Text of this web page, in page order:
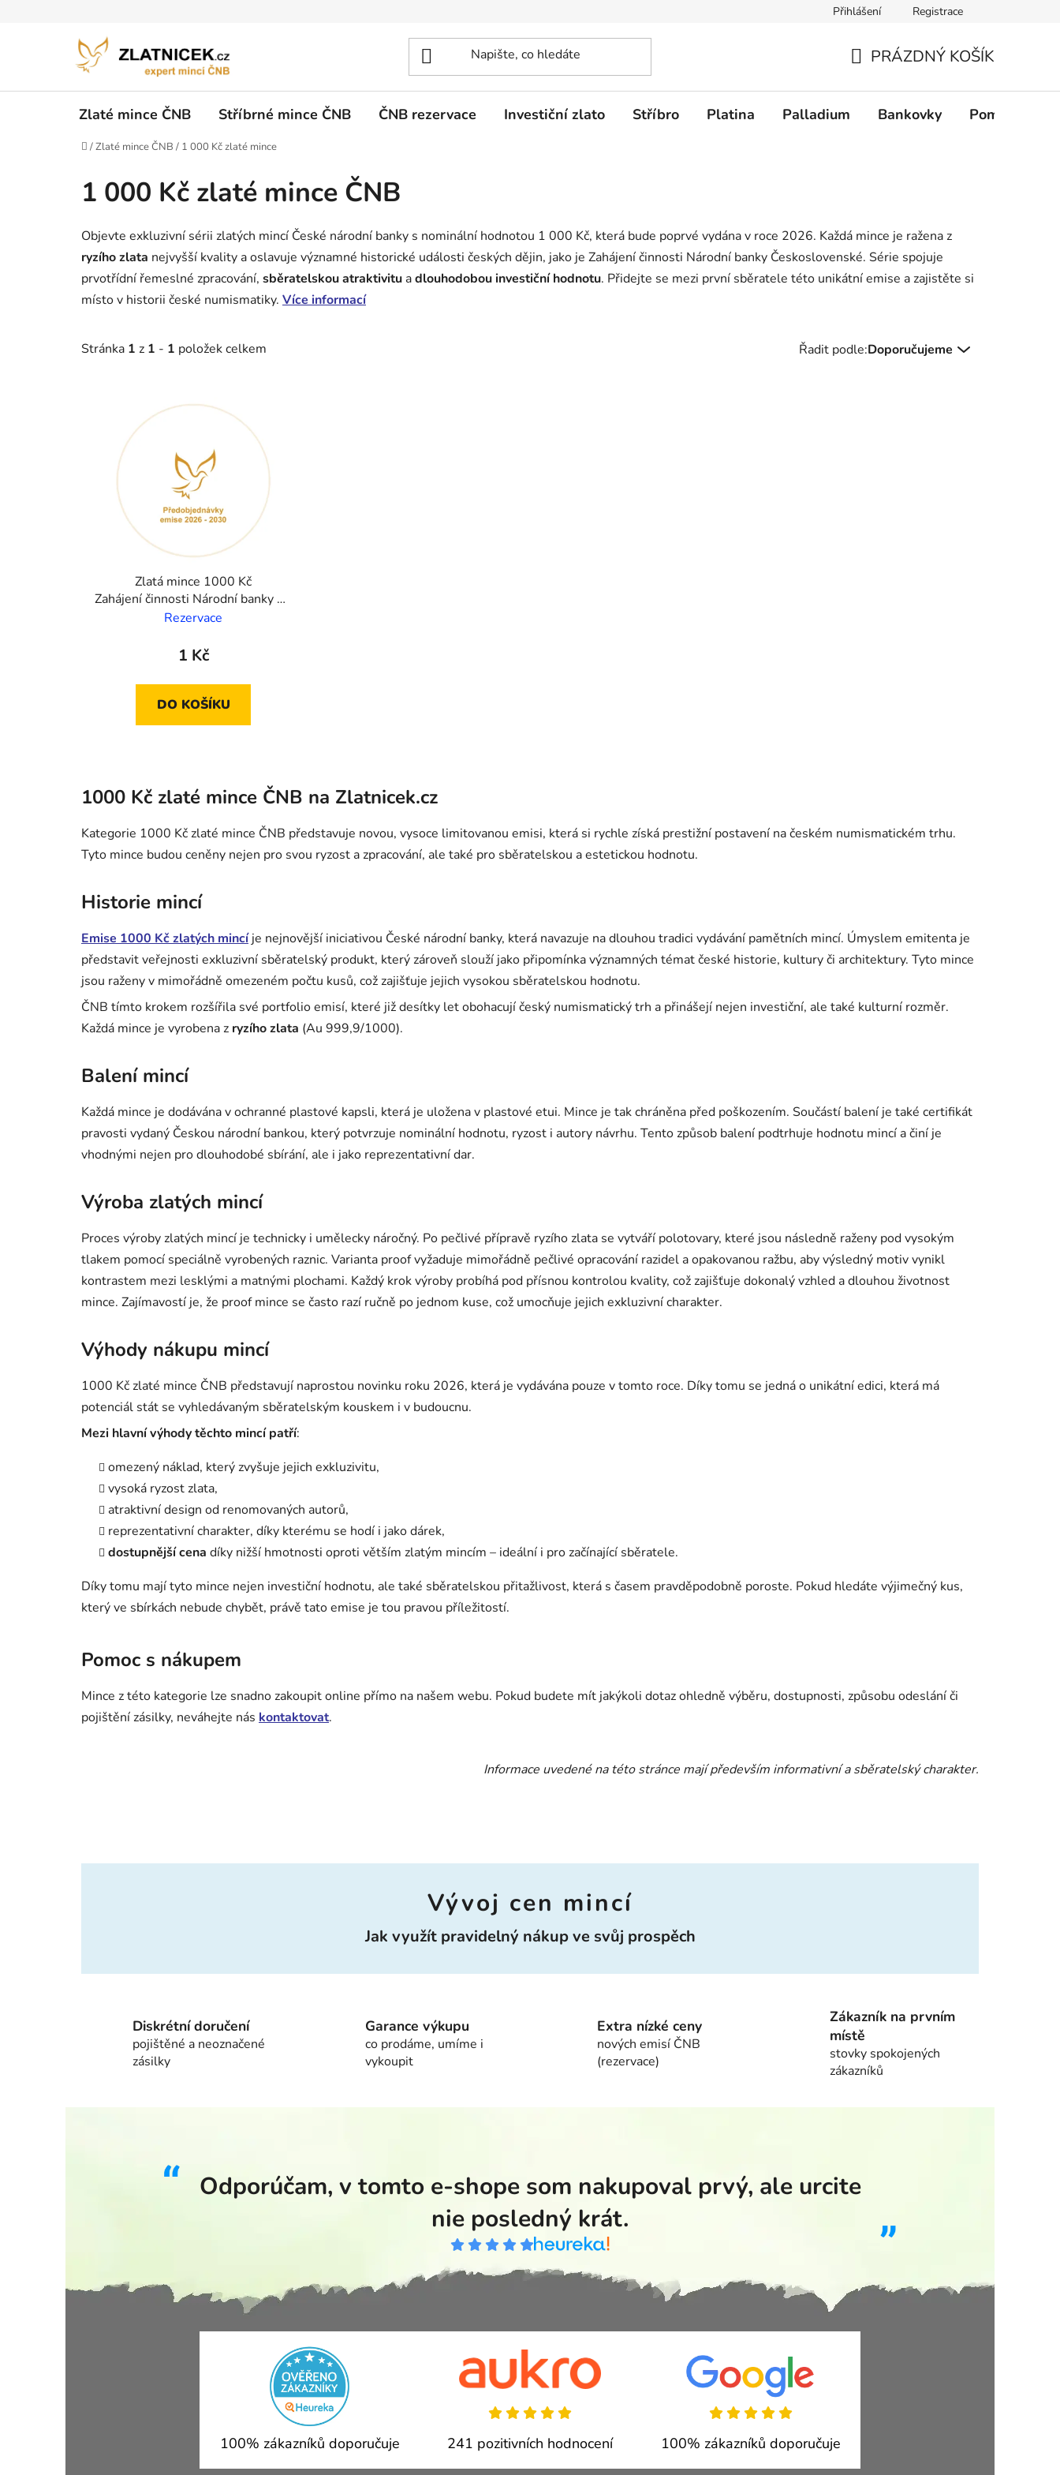
Přihlášení Registrace
PRÁZDNÝ KOŠÍK
Zlaté mince ČNB Stříbrné mince ČNB ČNB rezervace Investiční zlato Stříbro Platina Palladium Bankovky Pomůcky
Domů
/Zlaté mince ČNB / 1 000 Kč zlaté mince
1 000 Kč zlaté mince ČNB
Objevte exkluzivní sérii zlatých mincí České národní banky s nominální hodnotou 1 000 Kč, která bude poprvé vydána v roce 2026. Každá mince je ražena z
ryzího zlata nejvyšší kvality a oslavuje významné historické události českých dějin, jako je Zahájení činnosti Národní banky Československé. Série spojuje
prvotřídní řemeslné zpracování, sběratelskou atraktivitu adlouhodobou investiční hodnotu. Přidejte se mezi první sběratele této unikátní emise a zajistěte si
místo v historii české numismatiky. Více informací
Stránka 1 z 1 - 1 položek celkem Řazení produktů
Řadit podle:Doporučujeme
Výpis produktů
Zlatá mince 1000 Kč
Zahájení činnosti Národní banky Československé
2026 proof
Rezervace
1 Kč
DO KOŠÍKU
1000 Kč zlaté mince ČNB na Zlatnicek.cz
Kategorie 1000 Kč zlaté mince ČNB představuje novou, vysoce limitovanou emisi, která si rychle získá prestižní postavení na českém numismatickém trhu.
Tyto mince budou ceněny nejen pro svou ryzost a zpracování, ale také pro sběratelskou a estetickou hodnotu.
Historie mincí
Emise 1000 Kč zlatých mincíje nejnovější iniciativou České národní banky, která navazuje na dlouhou tradici vydávání pamětních mincí. Úmyslem emitenta je
představit veřejnosti exkluzivní sběratelský produkt, který zároveň slouží jako připomínka významných témat české historie, kultury či architektury. Tyto mince
jsou raženy v mimořádně omezeném počtu kusů, což zajišťuje jejich vysokou sběratelskou hodnotu.
ČNB tímto krokem rozšířila své portfolio emisí, které již desítky let obohacují český numismatický trh a přinášejí nejen investiční, ale také kulturní rozměr.
Každá mince je vyrobena z ryzího zlata (Au 999,9/1000).
Balení mincí
Každá mince je dodávána v ochranné plastové kapsli, která je uložena v plastové etui. Mince je tak chráněna před poškozením. Součástí balení je také certifikát
pravosti vydaný Českou národní bankou, který potvrzuje nominální hodnotu, ryzost i autory návrhu. Tento způsob balení podtrhuje hodnotu mincí a činí je
vhodnými nejen pro dlouhodobé sbírání, ale i jako reprezentativní dar.
Výroba zlatých mincí
Proces výroby zlatých mincí je technicky i umělecky náročný. Po pečlivé přípravě ryzího zlata se vytváří polotovary, které jsou následně raženy pod vysokým
tlakem pomocí speciálně vyrobených raznic. Varianta proof vyžaduje mimořádně pečlivé opracování razidel a opakovanou ražbu, aby výsledný motiv vynikl
kontrastem mezi lesklými a matnými plochami. Každý krok výroby probíhá pod přísnou kontrolou kvality, což zajišťuje dokonalý vzhled a dlouhou životnost
mince. Zajímavostí je, že proof mince se často razí ručně po jednom kuse, což umocňuje jejich exkluzivní charakter.
Výhody nákupu mincí
1000 Kč zlaté mince ČNB představují naprostou novinku roku 2026, která je vydávána pouze v tomto roce. Díky tomu se jedná o unikátní edici, která má
potenciál stát se vyhledávaným sběratelským kouskem i v budoucnu.
Mezi hlavní výhody těchto mincí patří:
omezený náklad, který zvyšuje jejich exkluzivitu,
vysoká ryzost zlata,
atraktivní design od renomovaných autorů,
reprezentativní charakter, díky kterému se hodí i jako dárek,
dostupnější cena díky nižší hmotnosti oproti větším zlatým mincím – ideální i pro začínající sběratele.
Díky tomu mají tyto mince nejen investiční hodnotu, ale také sběratelskou přitažlivost, která s časem pravděpodobně poroste. Pokud hledáte výjimečný kus,
který ve sbírkách nebude chybět, právě tato emise je tou pravou příležitostí.
Pomoc s nákupem
Mince z této kategorie lze snadno zakoupit online přímo na našem webu. Pokud budete mít jakýkoli dotaz ohledně výběru, dostupnosti, způsobu odeslání či
pojištění zásilky, neváhejte nás kontaktovat.
Informace uvedené na této stránce mají především informativní a sběratelský charakter.
Vývoj cen mincí
Jak využít pravidelný nákup ve svůj prospěch
Diskrétní doručení
pojištěné a neoznačené
zásilky
Garance výkupu
co prodáme, umíme i
vykoupit
Extra nízké ceny
nových emisí ČNB
(rezervace)
Zákazník na prvním
místě
stovky spokojených
zákazníků
Odporúčam, v tomto e-shope som nakupoval prvý, ale urcite
nie posledný krát.
100% zákazníků doporučuje 241 pozitivních hodnocení 100% zákazníků doporučuje